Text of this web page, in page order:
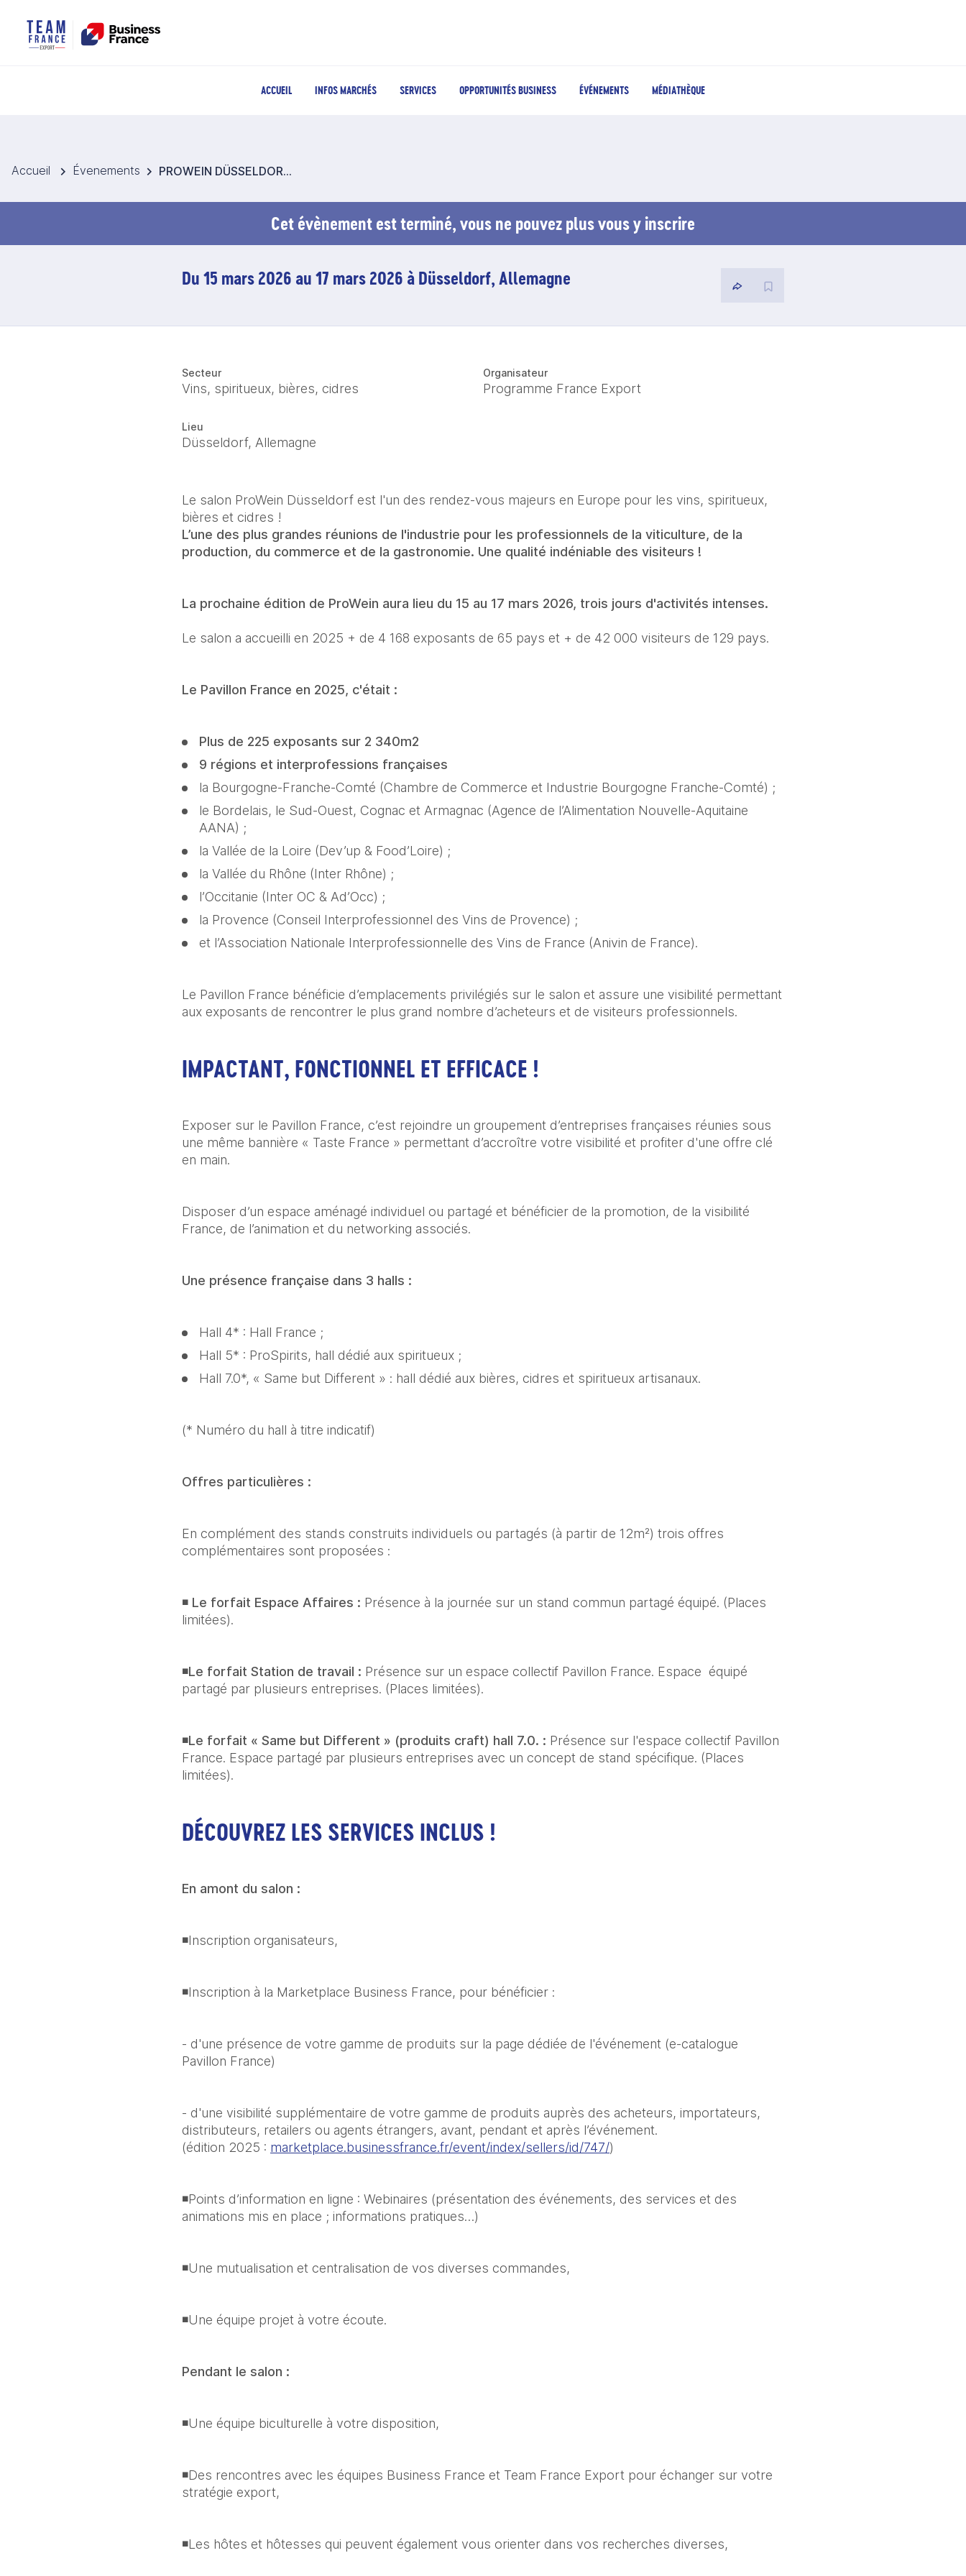
ACCUEIL INFOS MARCHÉS SERVICES OPPORTUNITÉS BUSINESS ÉVÉNEMENTS MÉDIATHÈQUE
Accueil Évenements PROWEIN DÜSSELDORF 2026 - Pavillon France Vins, Spiritueux, Bières et Cidres - Allemagne
Cet évènement est terminé, vous ne pouvez plus vous y inscrire
Du 15 mars 2026 au 17 mars 2026 à Düsseldorf, Allemagne
Secteur
Vins, spiritueux, bières, cidres
Organisateur
Programme France Export
Lieu
Düsseldorf, Allemagne
Le salon ProWein Düsseldorf est l'un des rendez-vous majeurs en Europe pour les vins, spiritueux,
L’une des plus grandes réunions de l'industrie pour les professionnels de la viticulture, de la
production, du commerce et de la gastronomie. Une qualité indéniable des visiteurs !
La prochaine édition de ProWein aura lieu du 15 au 17 mars 2026, trois jours d'activités intenses.
Le salon a accueilli en 2025 + de 4 168 exposants de 65 pays et + de 42 000 visiteurs de 129 pays.
Le Pavillon France en 2025, c'était :
Plus de 225 exposants sur 2 340m2
9 régions et interprofessions françaises
la Bourgogne-Franche-Comté (Chambre de Commerce et Industrie Bourgogne Franche-Comté) ;
le Bordelais, le Sud-Ouest, Cognac et Armagnac (Agence de l’Alimentation Nouvelle-Aquitaine
AANA) ;
la Vallée de la Loire (Dev’up & Food’Loire) ;
la Vallée du Rhône (Inter Rhône) ;
l’Occitanie (Inter OC & Ad’Occ) ;
la Provence (Conseil Interprofessionnel des Vins de Provence) ;
et l’Association Nationale Interprofessionnelle des Vins de France (Anivin de France).
Le Pavillon France bénéficie d’emplacements privilégiés sur le salon et assure une visibilité permettant
aux exposants de rencontrer le plus grand nombre d’acheteurs et de visiteurs professionnels.
IMPACTANT, FONCTIONNEL ET EFFICACE !
Exposer sur le Pavillon France, c’est rejoindre un groupement d’entreprises françaises réunies sous
une même bannière « Taste France » permettant d’accroître votre visibilité et profiter d'une offre clé
en main.
Disposer d’un espace aménagé individuel ou partagé et bénéficier de la promotion, de la visibilité
France, de l’animation et du networking associés.
Une présence française dans 3 halls :
Hall 4* : Hall France ;
Hall 5* : ProSpirits, hall dédié aux spiritueux ;
Hall 7.0*, « Same but Different » : hall dédié aux bières, cidres et spiritueux artisanaux.
(* Numéro du hall à titre indicatif)
Offres particulières :
En complément des stands construits individuels ou partagés (à partir de 12m²) trois offres
complémentaires sont proposées :
◾ Le forfait Espace Affaires : Présence à la journée sur un stand commun partagé équipé. (Places
limitées).
◾Le forfait Station de travail : Présence sur un espace collectif Pavillon France. Espace  équipé
partagé par plusieurs entreprises. (Places limitées).
◾Le forfait « Same but Different » (produits craft) hall 7.0. : Présence sur l'espace collectif Pavillon
France. Espace partagé par plusieurs entreprises avec un concept de stand spécifique. (Places
limitées).
DÉCOUVREZ LES SERVICES INCLUS !
En amont du salon :
◾Inscription organisateurs,
◾Inscription à la Marketplace Business France, pour bénéficier :
- d'une présence de votre gamme de produits sur la page dédiée de l'événement (e-catalogue
Pavillon France)
- d'une visibilité supplémentaire de votre gamme de produits auprès des acheteurs, importateurs,
distributeurs, retailers ou agents étrangers, avant, pendant et après l’événement.
(édition 2025 : marketplace.businessfrance.fr/event/index/sellers/id/747/)
◾Points d’information en ligne : Webinaires (présentation des événements, des services et des
animations mis en place ; informations pratiques…)
◾Une mutualisation et centralisation de vos diverses commandes,
◾Une équipe projet à votre écoute.
Pendant le salon :
◾Une équipe biculturelle à votre disposition,
◾Des rencontres avec les équipes Business France et Team France Export pour échanger sur votre
stratégie export,
◾Les hôtes et hôtesses qui peuvent également vous orienter dans vos recherches diverses,